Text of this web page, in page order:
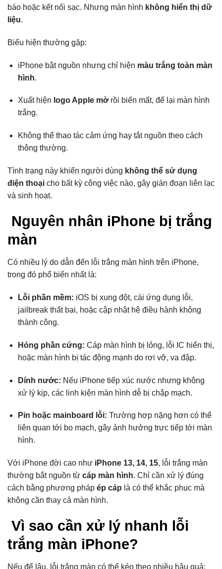
báo hoặc kết nối sạc. Nhưng màn hình không hiển thị dữ
liệu.
Biểu hiện thường gặp:
iPhone bật nguồn nhưng chỉ hiện màu trắng toàn màn
hình.
Xuất hiện logo Apple mờrồi biến mất, để lại màn hình
trắng.
Không thể thao tác cảm ứng hay tắt nguồn theo cách
thông thường.
Tình trạng này khiến người dùng không thể sử dụng
điện thoại cho bất kỳ công việc nào, gây gián đoạn liên lạc
và sinh hoạt.
Nguyên nhân iPhone bị trắng
màn
Có nhiều lý do dẫn đến lỗi trắng màn hình trên iPhone,
trong đó phổ biến nhất là:
Lỗi phần mềm: iOS bị xung đột, cài ứng dụng lỗi,
jailbreak thất bại, hoặc cập nhật hệ điều hành không
thành công.
Hỏng phần cứng: Cáp màn hình bị lỏng, lỗi IC hiển thị,
hoặc màn hình bị tác động mạnh do rơi vỡ, va đập.
Dính nước: Nếu iPhone tiếp xúc nước nhưng không
xử lý kịp, các linh kiện màn hình dễ bị chập mạch.
Pin hoặc mainboard lỗi: Trường hợp nặng hơn có thể
liên quan tới bo mạch, gây ảnh hưởng trực tiếp tới màn
hình.
Với iPhone đời cao như iPhone 13, 14, 15, lỗi trắng màn
thường bắt nguồn từ cáp màn hình. Chỉ cần xử lý đúng
cách bằng phương pháp ép cáp là có thể khắc phục mà
không cần thay cả màn hình.
Vì sao cần xử lý nhanh lỗi
trắng màn iPhone?
Nếu để lâu, lỗi trắng màn có thể kéo theo nhiều hậu quả: